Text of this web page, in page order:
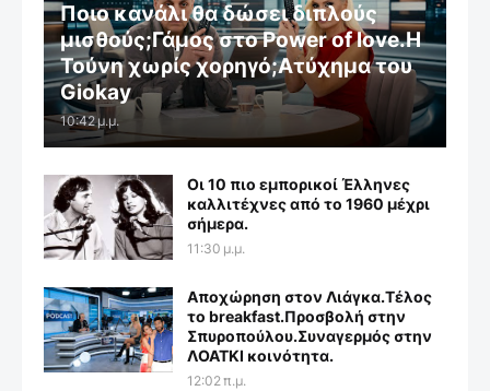
Ποιο κανάλι θα δώσει διπλούς
μισθούς;Γάμος στο Power of love.Η
Τούνη χωρίς χορηγό;Aτύχημα του
Giokay
10:42 μ.μ.
Οι 10 πιο εμπορικοί Έλληνες
καλλιτέχνες από το 1960 μέχρι
σήμερα.
11:30 μ.μ.
Αποχώρηση στον Λιάγκα.Τέλος
το breakfast.Προσβολή στην
Σπυροπούλου.Συναγερμός στην
ΛΟΑΤΚΙ κοινότητα.
12:02 π.μ.